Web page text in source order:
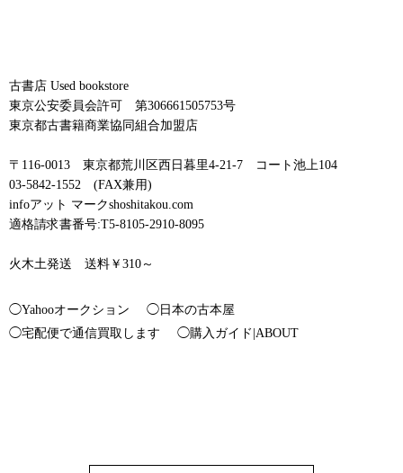
古書店 Used bookstore
東京公安委員会許可 第306661505753号
東京都古書籍商業協同組合加盟店
〒116-0013 東京都荒川区西日暮里4-21-7 コート池上104
03-5842-1552 (FAX兼用)
infoアット マークshoshitakou.com
適格請求書番号:T5-8105-2910-8095
火木土発送 送料￥310～
◯Yahooオークション
◯日本の古本屋
◯宅配便で通信買取します
◯購入ガイド|ABOUT